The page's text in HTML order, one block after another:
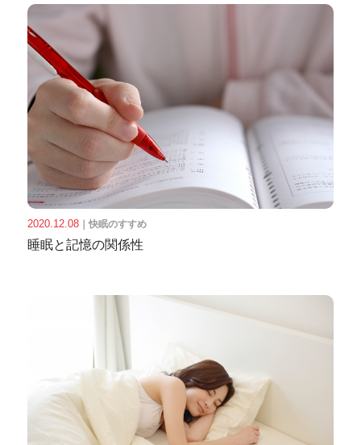
2020.12.08｜ 快眠のすすめ
睡眠と記憶の関係性